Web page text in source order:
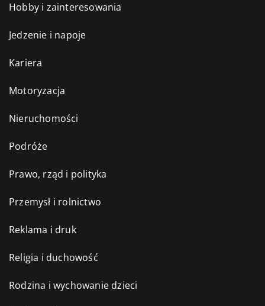
Hobby i zainteresowania
Jedzenie i napoje
Kariera
Motoryzacja
Nieruchomości
Podróże
Prawo, rząd i polityka
Przemysł i rolnictwo
Reklama i druk
Religia i duchowość
Rodzina i wychowanie dzieci